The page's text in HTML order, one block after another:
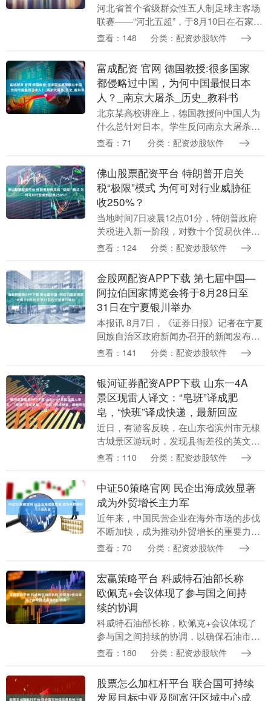
河北省首个省级群众性五人制足球主客场
联赛——“河北五超”，于8月10日在石家庄
市中山体育馆拉开帷幕。 揭幕战由东道主
比赛承载....
查看：148 分类：配资炒股软件
富成配资 官网 德国教授:很多国家
都侵略过中国，为何中国最恨日本
人？_南京大屠杀_历史_教科书
北京某高校讲座上，德国教授问中国人为
什么总针对日本。学生反问南京大屠杀和
731部队，全场沉默。这事儿真不是中国
但日本干的事儿....
查看：71 分类：配资炒股软件
佛山股票配资平台 特朗普开启关
税“极限”模式 为何可对行业威胁征
收250%？
当地时间7日凌晨12点01分，特朗普政府
关税进入新一阶段，对数十个贸易伙伴加
征关税。 据新华社报道，美国总统特朗普
伴征收的....
查看：124 分类：配资炒股软件
金股网配资APP下载 第七届中国—
阿拉伯国家博览会将于8月28日至
31日在宁夏银川举办
本报讯 8月7日，《证券日报》记者在宁夏
回族自治区政府新闻办召开的新闻发布会
上获悉，第七届中国—阿拉伯国家博览会
第七届....
查看：141 分类：配资炒股软件
银河证券配资APP下载 山东一4A
景区现雷人译文：“皂班”译成肥
皂，“快班”译成快递，最新回应
近日，有游客反映，在山东省滨州市无棣
古城景区游玩时，发现县衙差役的英文翻
译很雷人，将 皂班 翻译成 Soap Bar（一
查看：110 分类：配资炒股软件
中证50策略官网 民企出海成效显著
成为外贸增长主力军
近年来，中国民营企业在海外市场的步伐
不断加快，成为推动外贸增长的重要力
量。全国人大代表何小鹏以新能源汽车出
技术、充电基础设施....
查看：70 分类：配资炒股软件
宏赢策略平台 科威特石油部长称
欧佩克+会议体现了参与国之间持
续的协调
科威特石油部长称，欧佩克+会议体现了
参与国之间持续的协调，以确保石油市场
的稳定。欧佩克+的决定是基于对有关产
面分析。....
查看：180 分类：配资炒股软件
股票怎么加杠杆平台 联合国可持续
发展目标中亚及阿富汗区域中心成